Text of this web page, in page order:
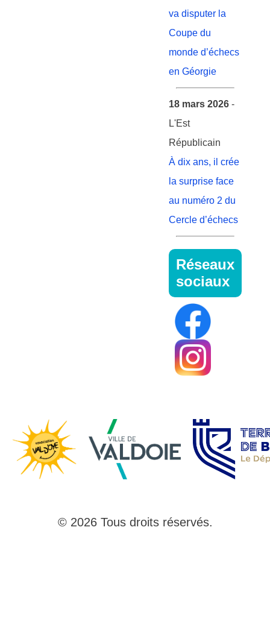
va disputer la
Coupe du
monde d’échecs
en Géorgie
18 mars 2026 -
L'Est
Républicain
À dix ans, il crée
la surprise face
au numéro 2 du
Cercle d’échecs
Réseaux
sociaux
© 2026 Tous droits réservés.